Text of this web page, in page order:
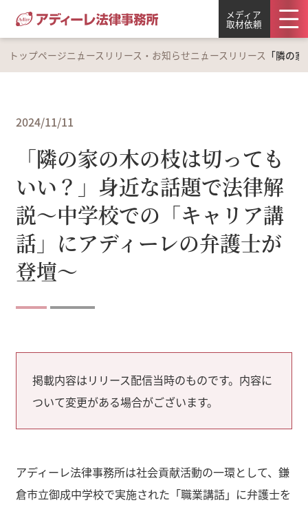
メディア
取材依頼
トップページニュースリリース・お知らせニュースリリース 「隣の
2024/11/11
「隣の家の木の枝は切っても
いい？」身近な話題で法律解
説～中学校での「キャリア講
話」にアディーレの弁護士が
登壇～
掲載内容はリリース配信当時のものです。内容に
ついて変更がある場合がございます。
アディーレ法律事務所は社会貢献活動の一環として、鎌
倉市立御成中学校で実施された「職業講話」に弁護士を